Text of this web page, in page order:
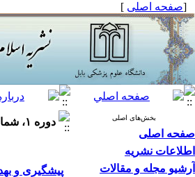
[صفحه اصلی ]
بخش‌های اصلی
صفحه اصلی
اطلاعات نشریه
آرشیو مجله و مقالات
دوره ۱، شماره ۱ - ( نشريه اسلام و سلامت ۱۳۹۳ )
پیشگیری و